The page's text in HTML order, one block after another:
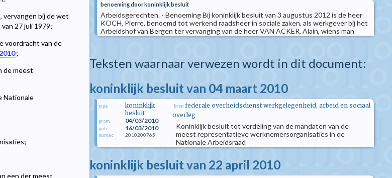
vervangen bij de wet
27 juli 1979;
voordracht van de
;
de meest
Nationale
een der meest
benoeming door koninklijk besluit
Arbeidsgerechten. - Benoeming Bij koninklijk besluit van 3 augustus 2012 is de heer
KOCH, Pierre, benoemd tot werkend raadsheer in sociale zaken, als werkgever bij het
Arbeidshof van Bergen ter vervanging van de heer VAN ACKER, Alain, wiens man
Teksten waarnaar verwezen wordt in dit document:
koninklijk besluit van 04 maart 2010
type
koninklijk
besluit
prom. 04/03/2010
pub. 16/03/2010
numac 2010200765
bron federale overheidsdienst werkgelegenheid, arbeid en sociaal
overleg
Koninklijk besluit tot verdeling van de mandaten van de
meest representatieve werknemersorganisaties in de
Nationale Arbeidsraad
koninklijk besluit van 22 april 2010